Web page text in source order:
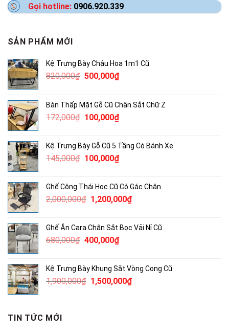
Gọi hotline: 0906.920.339
SẢN PHẨM MỚI
Kệ Trưng Bày Chậu Hoa 1m1 Cũ
820,000₫ Giá
820,000₫.
500,000₫Giá
là:
500,000₫.
Bàn Thấp Mặt Gỗ Cũ Chân Sắt Chữ Z
172,000₫ Giá
172,000₫.
100,000₫Giá
là:
100,000₫.
Kệ Trưng Bày Gỗ Cũ 5 Tầng Có Bánh Xe
145,000₫ Giá
145,000₫.
100,000₫Giá
là:
100,000₫.
Ghế Công Thái Học Cũ Có Gác Chân
2,000,000₫ Giá
2,000,000₫.
1,200,000₫Giá
là:
Ghế Ăn Cara Chân Sắt Bọc Vải Nỉ Cũ
680,000₫ Giá
680,000₫.
400,000₫Giá
là:
400,000₫.
Kệ Trưng Bày Khung Sắt Vòng Cong Cũ
1,900,000₫ Giá
1,500,000₫Giá
TIN TỨC MỚI